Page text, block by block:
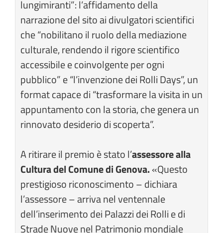
lungimiranti”: l’affidamento della
narrazione del sito ai divulgatori scientifici
che “nobilitano il ruolo della mediazione
culturale, rendendo il rigore scientifico
accessibile e coinvolgente per ogni
pubblico” e “l’invenzione dei Rolli Days”, un
format capace di “trasformare la visita in un
appuntamento con la storia, che genera un
rinnovato desiderio di scoperta”.
A ritirare il premio è stato l’assessore alla
Cultura del Comune di Genova.«Questo
prestigioso riconoscimento – dichiara
l’assessore – arriva nel ventennale
dell’inserimento dei Palazzi dei Rolli e di
Strade Nuove nel Patrimonio mondiale